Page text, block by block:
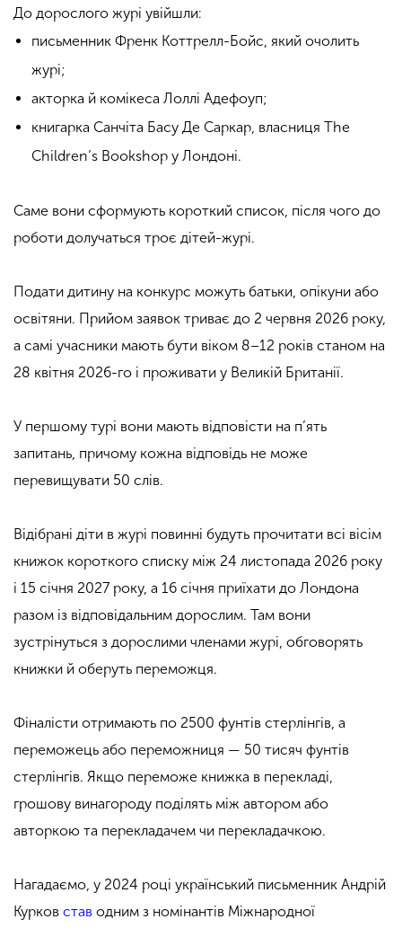
До дорослого журі увійшли:
письменник Френк Коттрелл-Бойс, який очолить
журі;
акторка й комікеса Лоллі Адефоуп;
книгарка Санчіта Басу Де Саркар, власниця The
Children’s Bookshop у Лондоні.
Саме вони сформують короткий список, після чого до
роботи долучаться троє дітей-журі.
Подати дитину на конкурс можуть батьки, опікуни або
освітяни. Прийом заявок триває до 2 червня 2026 року,
а самі учасники мають бути віком 8–12 років станом на
28 квітня 2026-го і проживати у Великій Британії.
У першому турі вони мають відповісти на п’ять
запитань, причому кожна відповідь не може
перевищувати 50 слів.
Відібрані діти в журі повинні будуть прочитати всі вісім
книжок короткого списку між 24 листопада 2026 року
і 15 січня 2027 року, а 16 січня приїхати до Лондона
разом із відповідальним дорослим. Там вони
зустрінуться з дорослими членами журі, обговорять
книжки й оберуть переможця.
Фіналісти отримають по 2500 фунтів стерлінгів, а
переможець або переможниця — 50 тисяч фунтів
стерлінгів. Якщо переможе книжка в перекладі,
грошову винагороду поділять між автором або
авторкою та перекладачем чи перекладачкою.
Нагадаємо, у 2024 році український письменник Андрій
Курков став одним з номінантів Міжнародної